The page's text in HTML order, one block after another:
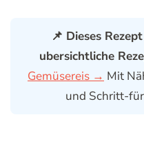
📌 Dieses
ubersichtliche
Gemüsereis → Mit
und Schritt-